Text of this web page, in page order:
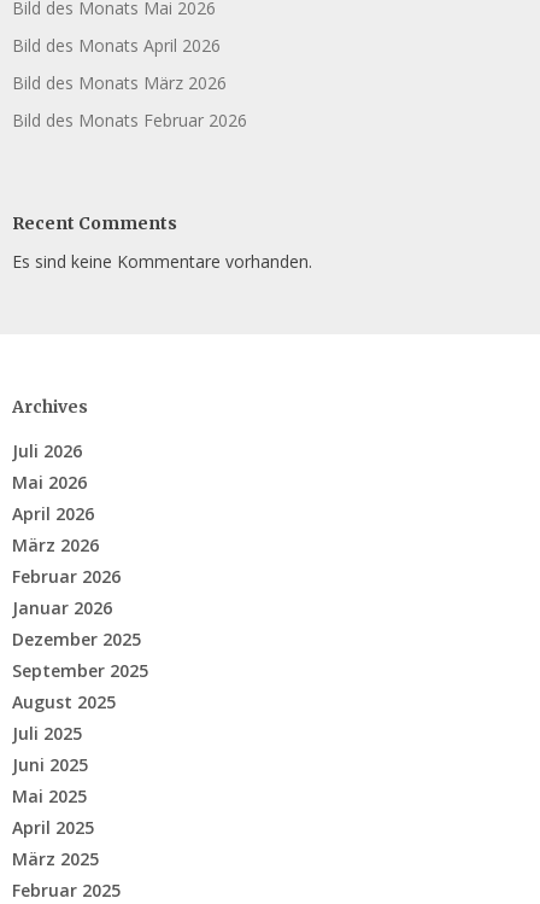
Bild des Monats Mai 2026
Bild des Monats April 2026
Bild des Monats März 2026
Bild des Monats Februar 2026
Recent Comments
Es sind keine Kommentare vorhanden.
Archives
Juli 2026
Mai 2026
April 2026
März 2026
Februar 2026
Januar 2026
Dezember 2025
September 2025
August 2025
Juli 2025
Juni 2025
Mai 2025
April 2025
März 2025
Februar 2025